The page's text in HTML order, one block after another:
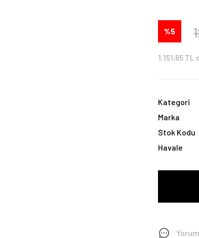
%5
1.151,65
Kategori
Marka
Stok Kodu
Havale